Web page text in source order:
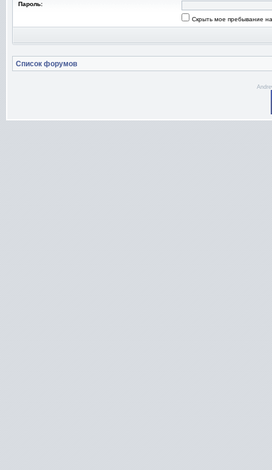
Пароль:
Скрыть мое пребывание
Список форумов